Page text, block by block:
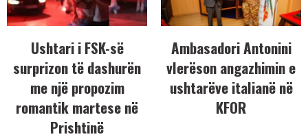
Ushtari i FSK-së
surprizon të dashurën
me një propozim
romantik martese në
Prishtinë
Ambasadori Antonini
vlerëson angazhimin e
ushtarëve italianë në
KFOR